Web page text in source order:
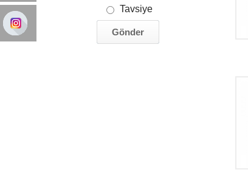
Tavsiye